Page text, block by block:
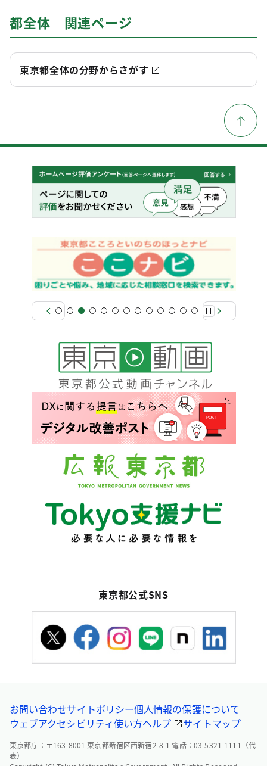
都全体 関連ページ
東京都全体の分野からさがす
東京都公式SNS
お問い合わせサイトポリシー個人情報の保護について
ウェブアクセシビリティ使い方ヘルプ サイトマップ
東京都庁：〒163-8001 東京都新宿区西新宿2-8-1 電話：03-5321-1111（代
表）